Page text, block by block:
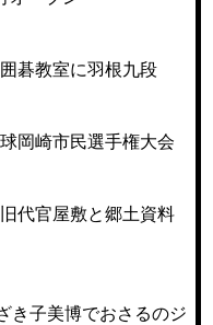
碁教室に羽根九段
岡崎市民選手権大会
代官屋敷と郷土資料
子美博でおさるのジ